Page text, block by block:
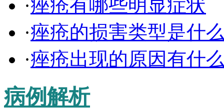
·痤疮有哪些明显症状
·痤疮的损害类型是什
·痤疮出现的原因有什
病例解析